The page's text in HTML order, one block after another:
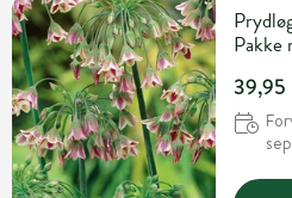
Pakke
39,95